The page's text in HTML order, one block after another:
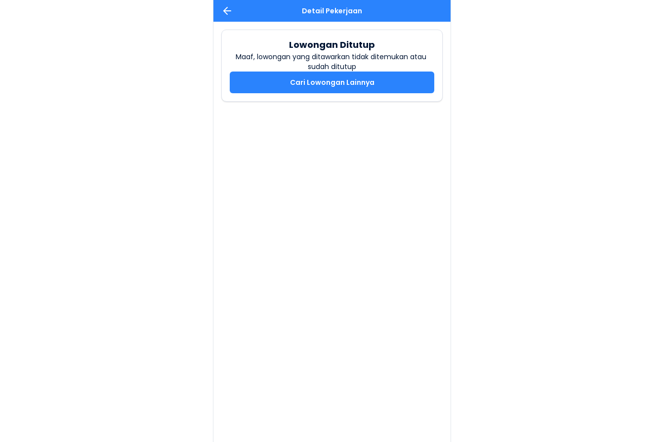
Detail Pekerjaan
Lowongan Ditutup
Maaf, lowongan yang ditawarkan tidak ditemukan atau
sudah ditutup
Cari Lowongan Lainnya